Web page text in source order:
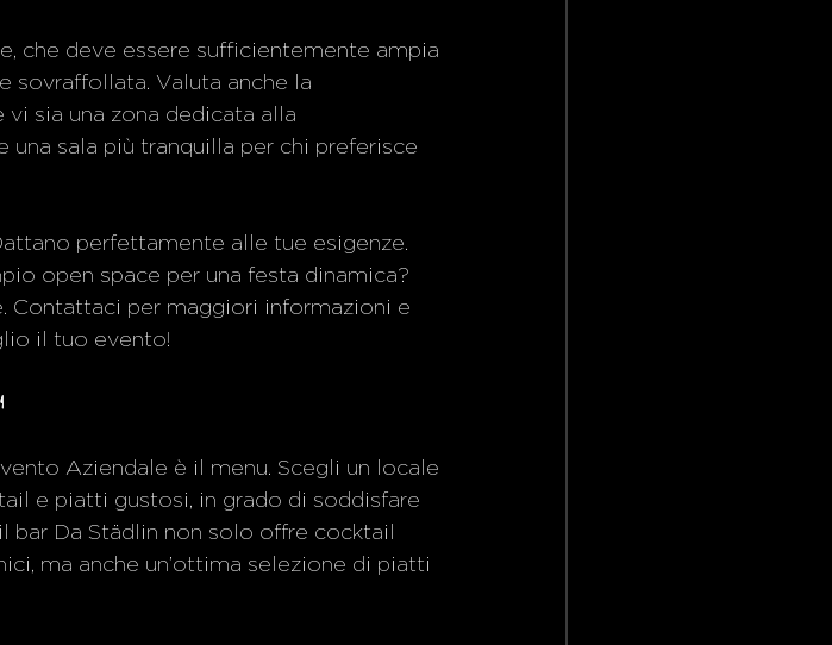
che deve essere sufficientemente ampia
sovraffollata. Valuta anche la
sia una zona dedicata alla
una sala più tranquilla per chi preferisce
perfettamente alle tue esigenze.
open space per una festa dinamica?
Contattaci per maggiori informazioni e
il tuo evento!
Aziendale è il menu. Scegli un locale
e piatti gustosi, in grado di soddisfare
bar Da Städlin non solo offre cocktail
ma anche un’ottima selezione di piatti